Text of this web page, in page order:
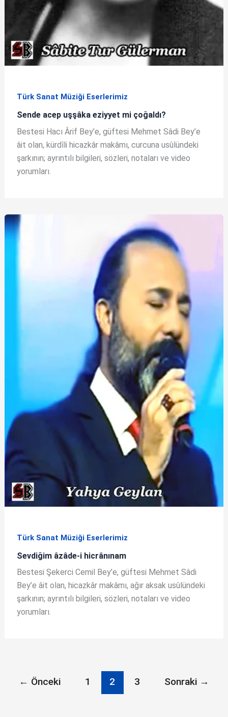
Türk Sanat Müziği Eserlerimiz
Sende acep uşşâka eziyyet mi çoğaldı?
Bestesi Hacı Ârif Bey’e, güftesi Mehmet Sâdi Bey’e
âit olan, kürdîli hicazkâr makâmı, curcuna usûlündeki
şarkının; ayrıntılı bilgileri, sözleri, notaları ve video
yorumları.
Türk Sanat Müziği Eserlerimiz
Sevdiğim âzâde-i hicrânınam
Bestesi Şekerci Cemil Bey’e, güftesi Mehmet Sâdi
Bey’e âit olan, hicazkâr makâmı, ağır aksak usûlündeki
şarkının; ayrıntılı bilgileri, sözleri, notaları ve video
yorumları.
← Önceki 1 2 3 Sonraki →